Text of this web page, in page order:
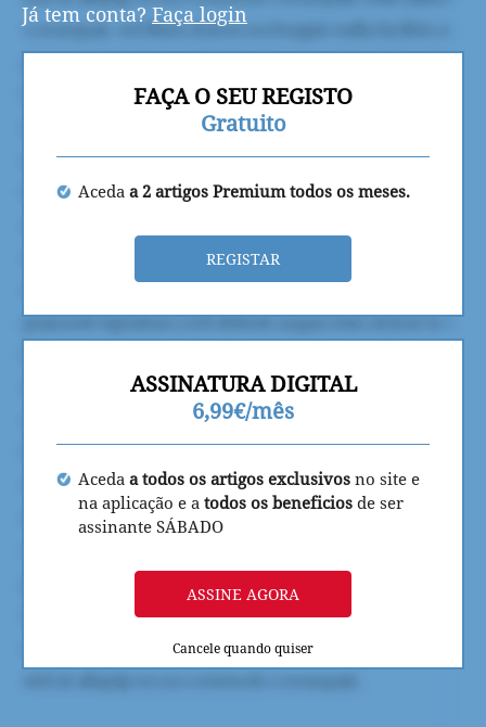
Já tem conta? Faça login
FAÇA O SEU REGISTO
Gratuito
Aceda a 2 artigos Premium todos os meses.
REGISTAR
ASSINATURA DIGITAL
6,99€/mês
Aceda a todos os artigos exclusivos no site e
na aplicação e a todos os beneficios de ser
assinante SÁBADO
ASSINE AGORA
Cancele quando quiser